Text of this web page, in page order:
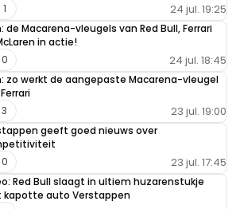
24 jul. 19:25
1
de Macarena-vleugels van Red Bull, Ferrari
in actie!
24 jul. 18:45
0
zo werkt de aangepaste Macarena-vleugel
23 jul. 19:00
3
geeft goed nieuws over
23 jul. 17:45
0
Red Bull slaagt in ultiem huzarenstukje
kapotte auto Verstappen